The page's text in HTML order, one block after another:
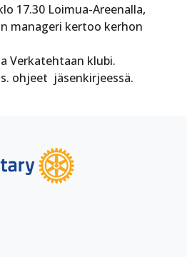
17.30 Loimua-Areenalla,
manageri kertoo kerhon
Verkatehtaan klubi.
ohjeet jäsenkirjeessä.